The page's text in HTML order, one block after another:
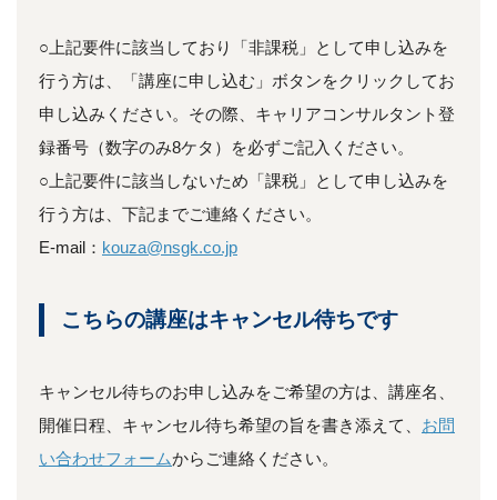
○上記要件に該当しており「非課税」として申し込みを
行う方は、「講座に申し込む」ボタンをクリックしてお
申し込みください。その際、キャリアコンサルタント登
録番号（数字のみ8ケタ）を必ずご記入ください。
○上記要件に該当しないため「課税」として申し込みを
行う方は、下記までご連絡ください。
E-mail： kouza@nsgk.co.jp
こちらの講座はキャンセル待ちです
キャンセル待ちのお申し込みをご希望の方は、講座名、
開催日程、キャンセル待ち希望の旨を書き添えて、 お問
い合わせフォームからご連絡ください。